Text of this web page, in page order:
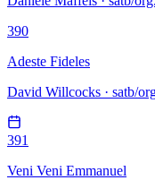
390
Adeste Fideles
David Willcocks · satb/
391
Veni Veni Emmanuel